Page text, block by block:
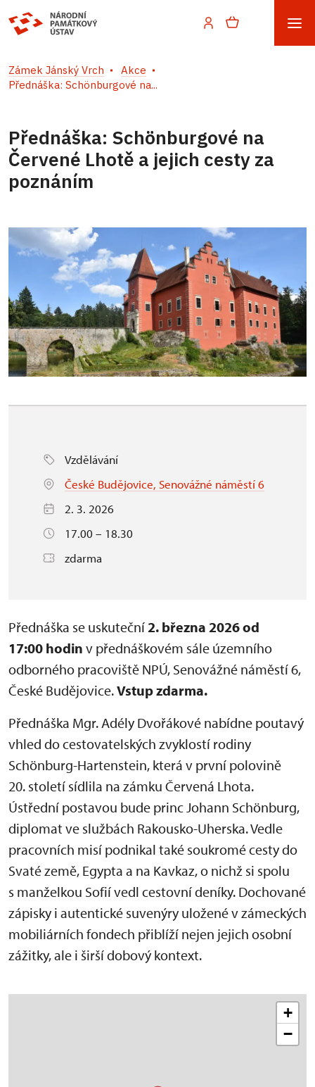
Zámek Jánský Vrch
Akce
Přednáška: Schönburgové na...
Přednáška: Schönburgové na
Červené Lhotě a jejich cesty za
poznáním
Vzdělávání
České Budějovice, Senovážné náměstí 6
2. 3. 2026
17.00 – 18.30
zdarma
Přednáška se uskuteční2. března 2026 od
17:00 hodin v přednáškovém sále územního
odborného pracoviště NPÚ, Senovážné náměstí 6,
České Budějovice.Vstup zdarma.
Přednáška Mgr. Adély Dvořákové nabídne poutavý
vhled do cestovatelských zvyklostí rodiny
Schönburg-Hartenstein, která v první polovině
20. století sídlila na zámku Červená Lhota.
Ústřední postavou bude princ Johann Schönburg,
diplomat ve službách Rakousko-Uherska. Vedle
pracovních misí podnikal také soukromé cesty do
Svaté země, Egypta a na Kavkaz, o nichž si spolu
s manželkou Sofií vedl cestovní deníky. Dochované
zápisky i autentické suvenýry uložené v zámeckých
mobiliárních fondech přiblíží nejen jejich osobní
zážitky, ale i širší dobový kontext.
+
−